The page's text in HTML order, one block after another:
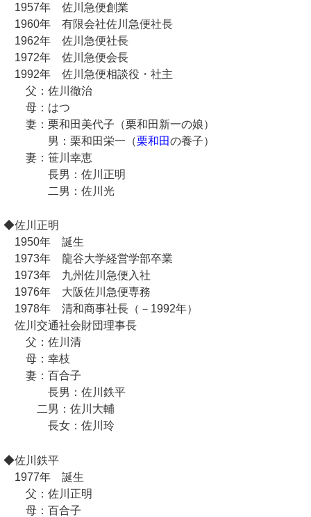
1957年 佐川急便創業
1960年 有限会社佐川急便社長
1962年 佐川急便社長
1972年 佐川急便会長
1992年 佐川急便相談役・社主
父：佐川徹治
母：はつ
妻：栗和田美代子（栗和田新一の娘）
男：栗和田栄一（栗和田の養子）
妻：笹川幸恵
長男：佐川正明
二男：佐川光
◆佐川正明
1950年 誕生
1973年 龍谷大学経営学部卒業
1973年 九州佐川急便入社
1976年 大阪佐川急便専務
1978年 清和商事社長（－1992年）
佐川交通社会財団理事長
父：佐川清
母：幸枝
妻：百合子
長男：佐川鉄平
二男：佐川大輔
長女：佐川玲
◆佐川鉄平
1977年 誕生
父：佐川正明
母：百合子